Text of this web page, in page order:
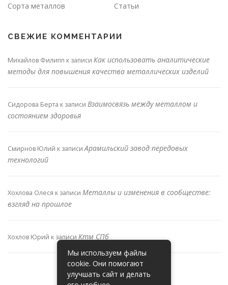
Сорта металлов
Статьи
СВЕЖИЕ КОММЕНТАРИИ
Михайлов Филипп к записи Как использовать аналитические
методы для повышения качества металлических изделий
Сидорова Берта к записи Взаимосвязь между металлом и
состоянием здоровья
Смирнов Юлий к записиАрамильский завод передовых
технологий
Хохлова Олеся к записи Металлы и изменения в сообществе:
взгляд на прошлое
Хохлов Юрий к записи Ктм СПб
Мы используем файлы
cookie. Они помогают
улучшать сайт и делать